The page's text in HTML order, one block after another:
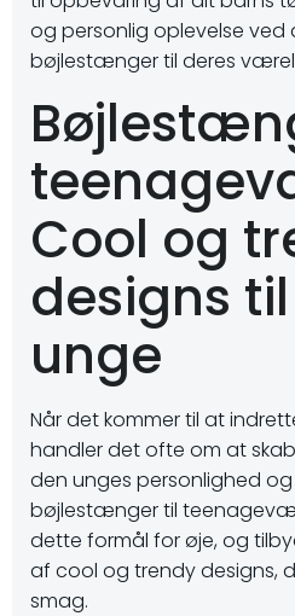
og personlig oplevelse ved
bøjlestænger til deres
Cool og
designs
unge
Når det kommer til at
handler det ofte om at
den unges personlighed og
bøjlestænger til
dette formål for øje, og
af cool og trendy designs,
smag.